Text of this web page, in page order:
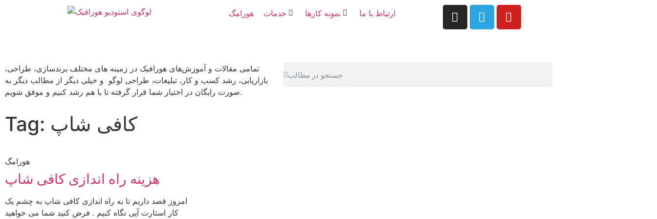
هورامگ خدمات نمونه کارها ارتباط با ما
تمامی مقالات و آموزش‌های هورافیک در زمینه های مختلف برندسازی، طراحی،
بازاریابی، رشد کسب و کار، تبلیغات، طراحی لوگو و خیلی دیگر از مطالب دیگر به
صورت رایگان در اختیار شما قرار گرفته تا با هم رشد کنیم و موفق شویم.
Tag: کافی شاپ
هورامگ
هزینه راه اندازی کافی شاپ
امروز قصد داریم تا به راه اندازی کافی شاپ به چشم یک
کار استارت آپی نگاه کنیم . فرض کنید شما می خواهید